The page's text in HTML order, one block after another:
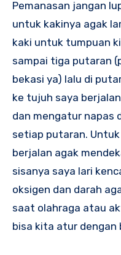
Pemanasan jangan
untuk kakinya agak
kaki untuk tumpuan
sampai tiga putaran
bekasi ya) lalu di
ke tujuh saya
dan mengatur napas
setiap putaran.
berjalan agak
sisanya saya lari
oksigen dan darah
saat olahraga atau
bisa kita atur dengan